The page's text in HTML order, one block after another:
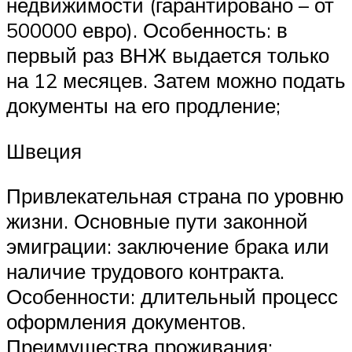
500000 евро). Особенность: в
первый раз ВНЖ выдается только
на 12 месяцев. Затем можно подать
документы на его продление;
Швеция
Привлекательная страна по уровню
жизни. Основные пути законной
эмиграции: заключение брака или
наличие трудового контракта.
Особенности: длительный процесс
оформления документов.
Преимущества проживания: